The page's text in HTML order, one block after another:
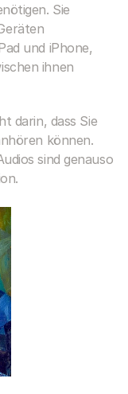
Sie
und iPhone,
ihnen
darin, dass Sie
können.
sind genauso